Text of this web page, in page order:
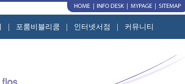
| 포룸비블리쿰 | 인터넷서점 | 커뮤니티